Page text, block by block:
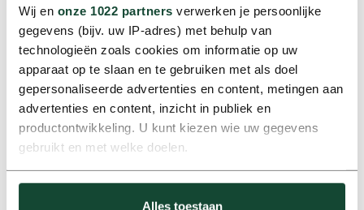
Wij en onze 1022 partners verwerken je persoonlijke
gegevens (bijv. uw IP-adres) met behulp van
technologieën zoals cookies om informatie op uw
apparaat op te slaan en te gebruiken met als doel
gepersonaliseerde advertenties en content, metingen aan
advertenties en content, inzicht in publiek en
productontwikkeling. U kunt kiezen wie uw gegevens
gebruikt en met welke doelen.
Als u het toestaat, willen we ook graag:
Alles toestaan
Betreft kenteken *
0 van 9 max. aantal karakters
LET OP: Zonder kenteken kunnen we je afmelding niet
voltooien
Afgetankt?